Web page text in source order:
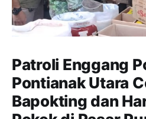
Patroli Enggang
Pontianak Utara
Bapokting dan